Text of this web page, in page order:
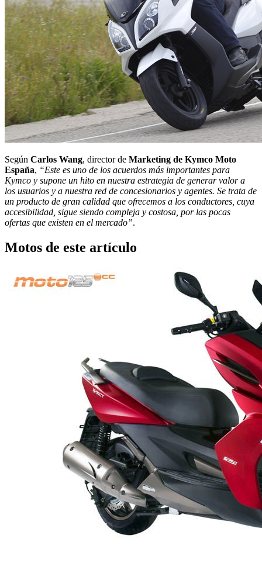
Según Carlos Wang, director de Marketing de Kymco Moto
España, “Este es uno de los acuerdos más importantes para
Kymco y supone un hito en nuestra estrategia de generar valor a
los usuarios y a nuestra red de concesionarios y agentes. Se trata de
un producto de gran calidad que ofrecemos a los conductores, cuya
accesibilidad, sigue siendo compleja y costosa, por las pocas
ofertas que existen en el mercado”.
Motos de este artículo